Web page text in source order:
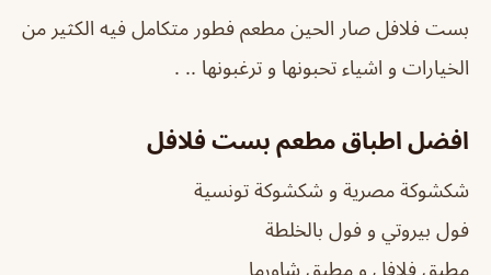
بست فلافل صار الحين مطعم فطور متكامل فيه الكثير من
الخيارات و اشياء تحبونها و ترغبونها .. .
افضل اطباق مطعم بست فلافل
شكشوكة مصرية و شكشوكة تونسية
فول بيروتي و فول بالخلطة
مطبق فلافل و مطبق شاورما